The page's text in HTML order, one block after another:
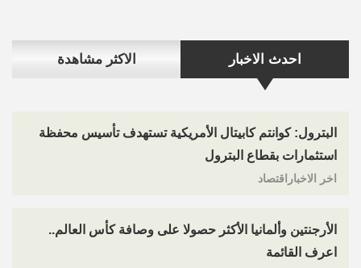
احدث الاخبار الاكثر مشاهدة
البترول: كوانتم كابيتال الأمريكية تستهدف تأسيس محفظة
استثمارات بقطاع البترول
اخر الاخباراقتصاد
الأرجنتين وألمانيا الأكثر حصولا على وصافة كأس العالم..
اعرف القائمة